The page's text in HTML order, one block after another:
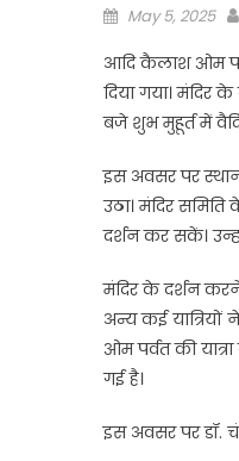
Posted
May 5, 2025
आदि कैलाश ओम
दिया गया। मंदिर
बजे शुभ मुहूर्त में
इस अवसर पर
उठा। मंदिर
दर्शन कर सकें।
मंदिर के दर्शन
अन्य कई यात्रियों
ओम पर्वत की
गई है।
इस अवसर पर डॉ.